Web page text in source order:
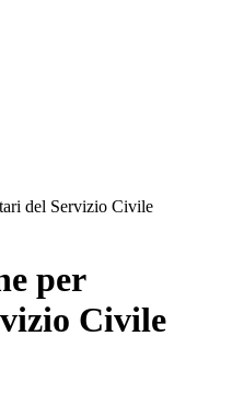
del Servizio Civile
per
Civile